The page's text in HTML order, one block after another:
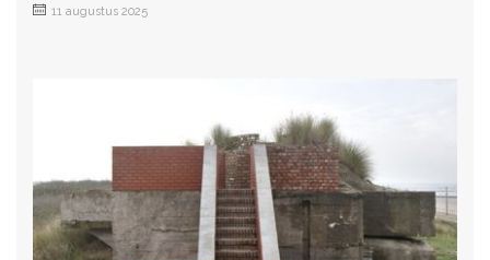
11 augustus 2025